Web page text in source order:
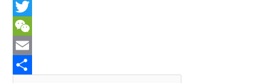
a
c
e
b
L
n
e
T
w
W
eE